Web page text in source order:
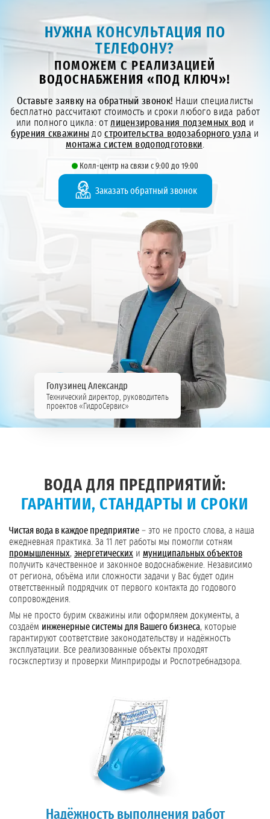
НУЖНА КОНСУЛЬТАЦИЯ ПО
ТЕЛЕФОНУ?
ПОМОЖЕМ С РЕАЛИЗАЦИЕЙ
ВОДОСНАБЖЕНИЯ «ПОД КЛЮЧ»!
Оставьте заявку на обратный звонок! Наши специалисты
бесплатно рассчитают стоимость и сроки любого вида работ
или полного цикла: отлицензирования подземных вод и
бурения скважины достроительства водозаборного узла и
монтажа систем водоподготовки
Колл-центр на связи с 9:00 до 19:00
Заказать обратный звонок
Голузинец Александр
Технический директор, руководитель
проектов «ГидроСервис»
ВОДА ДЛЯ ПРЕДПРИЯТИЙ:
ГАРАНТИИ, СТАНДАРТЫ И СРОКИ
Чистая вода в каждое предприятие – это не просто слова, а наша
ежедневная практика. За 11 лет работы мы помогли сотням
промышленных, энергетических и муниципальных объектов
получить качественное и законное водоснабжение. Независимо
от региона, объёма или сложности задачи у Вас будет один
ответственный подрядчик от первого контакта до годового
сопровождения.
Мы не просто бурим скважины или оформляем документы, а
создаём инженерные системы для Вашего бизнеса, которые
гарантируют соответствие законодательству и надёжность
эксплуатации. Все реализованные объекты проходят
госэкспертизу и проверки Минприроды и Роспотребнадзора.
Надёжность выполнения работ